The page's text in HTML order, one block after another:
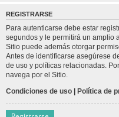
REGISTRARSE
Para autenticarse debe estar
segundos y le permitirá un amplio
Sitio puede además otorgar
Antes de identificarse asegúrese
de uso y políticas relacionadas.
navega por el Sitio.
Condiciones de uso | Política de